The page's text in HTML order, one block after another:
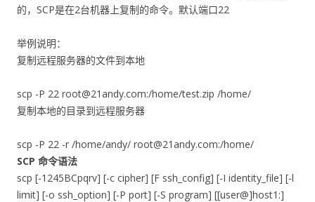
的，SCP是在2台机器上复制的命令。默认端口22
举例说明：
复制远程服务器的文件到本地
scp -P 22 root@21andy.com:/home/test.zip /home/
复制本地的目录到远程服务器
scp -P 22 -r /home/andy/ root@21andy.com:/home/
SCP 命令语法
scp [-1245BCpqrv] [-c cipher] [F ssh_config] [-I identity_file] [-l
limit] [-o ssh_option] [-P port] [-S program] [[user@]host1:]